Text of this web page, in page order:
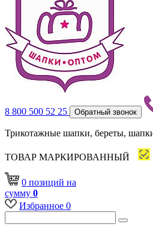
8 800 500 52 25 Обратный звонок
Трикотажные шапки, береты,
ТОВАР МАРКИРОВАННЫЙ
0 позиций на
сумму 0
Избранное 0